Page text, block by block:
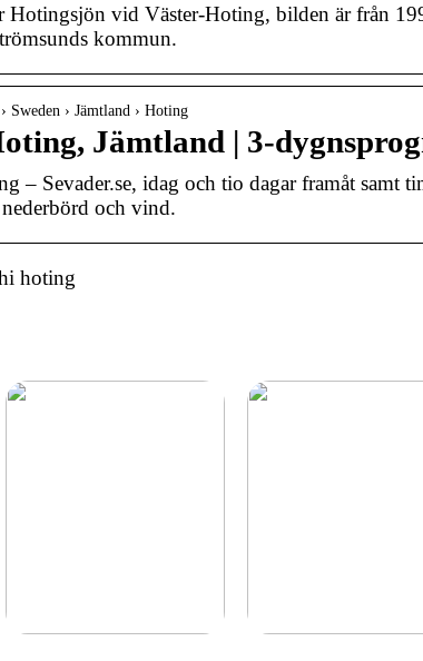
vid Väster-Hoting, bilden är från
kommun.
Sweden › Jämtland › Hoting
Jämtland | 3-
– Sevader.se, idag och tio dagar framåt
och vind.
hoting